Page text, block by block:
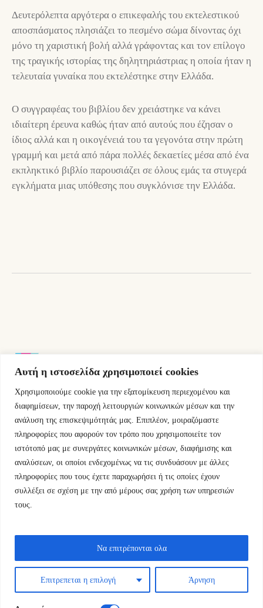
Αυτή η ιστοσελίδα χρησιμοποιεί cookies
Χρησιμοποιούμε cookie για την εξατομίκευση περιεχομένου και
διαφημίσεων, την παροχή λειτουργιών κοινωνικών μέσων και την
ανάλυση της επισκεψιμότητάς μας. Επιπλέον, μοιραζόμαστε
πληροφορίες που αφορούν τον τρόπο που χρησιμοποιείτε τον
ιστότοπό μας με συνεργάτες κοινωνικών μέσων, διαφήμισης και
αναλύσεων, οι οποίοι ενδεχομένως να τις συνδυάσουν με άλλες
πληροφορίες που τους έχετε παραχωρήσει ή τις οποίες έχουν
συλλέξει σε σχέση με την από μέρους σας χρήση των υπηρεσιών
τους.
Επιτρεπεται η επιλογή Άρνηση
Να επιτρέπονται ολα
Δευτερόλεπτα αργότερα ο επικεφαλής του εκτελεστικού
αποσπάσματος πλησιάζει το πεσμένο σώμα δίνοντας όχι
μόνο τη χαριστική βολή αλλά γράφοντας και τον επίλογο
της τραγικής ιστορίας της δηλητηριάστριας η οποία ήταν η
τελευταία γυναίκα που εκτελέστηκε στην Ελλάδα.
Ο συγγραφέας του βιβλίου δεν χρειάστηκε να κάνει
ιδιαίτερη έρευνα καθώς ήταν από αυτούς που έζησαν ο
ίδιος αλλά και η οικογένειά του τα γεγονότα στην πρώτη
γραμμή και μετά από πάρα πολλές δεκαετίες μέσα από ένα
εκπληκτικό βιβλίο παρουσιάζει σε όλους εμάς τα στυγερά
εγκλήματα μιας υπόθεσης που συγκλόνισε την Ελλάδα.
Εμμ.Μπενάκη 76 10681 Αθήνα Ελλάδα.
+30.2110084023
info@kyfantabooks.gr
Βρείτε μας